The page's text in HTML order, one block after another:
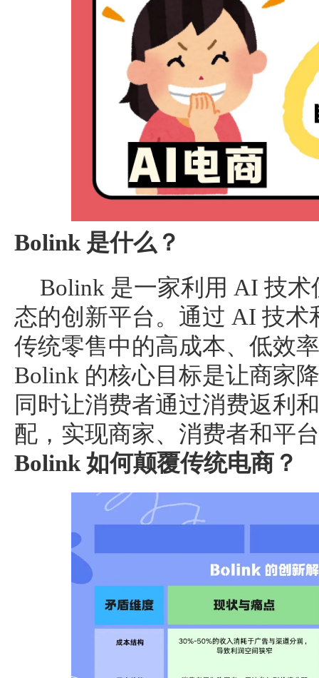
Bolink 是什么？
Bolink 是一家利用 AI 技
态的创新平台。通过 AI 技
传统零售中的高成本、低效
Bolink 的核心目标是让商家
同时让消费者通过消费返利
配，实现商家、消费者和平
Bolink 如何颠覆传统电商？